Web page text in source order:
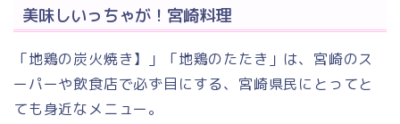
美味しいっちゃが！宮崎料理
「地鶏の炭火焼き】」「地鶏のたたき」は、宮崎のス
ーパーや飲食店で必ず目にする、宮崎県民にとってと
ても身近なメニュー。